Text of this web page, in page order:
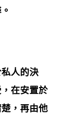
人的決
在安置於
，再由他